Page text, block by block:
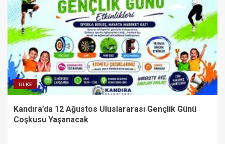
ÜLKE
Kandıra’da 12 Ağustos Uluslararası Gençlik Günü
Coşkusu Yaşanacak